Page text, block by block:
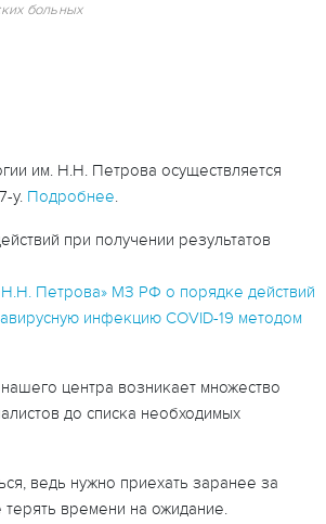
больных
им. Н.Н. Петрова осуществляется
у. Подробнее.
при получении результатов
Петрова» МЗ РФ о порядке действий
инфекцию COVID-19 методом
центра возникает множество
до списка необходимых
ведь нужно приехать заранее за
времени на ожидание.